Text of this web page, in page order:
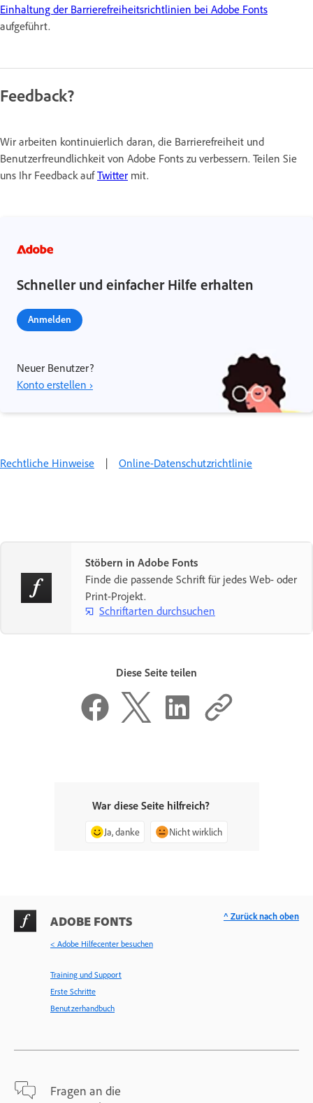
Einhaltung der Barrierefreiheitsrichtlinien bei Adobe Fonts
aufgeführt.
Feedback?
Wir arbeiten kontinuierlich daran, die Barrierefreiheit und
Benutzerfreundlichkeit von Adobe Fonts zu verbessern. Teilen Sie
uns Ihr Feedback aufTwitter mit.
Schneller und einfacher Hilfe erhalten
Anmelden
Neuer Benutzer?
Konto erstellen ›
Rechtliche Hinweise | Online-Datenschutzrichtlinie
Stöbern in Adobe Fonts
Finde die passende Schrift für jedes Web- oder
Print-Projekt.
Schriftarten durchsuchen
Diese Seite teilen
War diese Seite hilfreich?
Ja, danke Nicht wirklich
ADOBE FONTS
< Adobe Hilfecenter besuchen
Training und Support
Erste Schritte
Benutzerhandbuch
Fragen an die
^ Zurück nach oben